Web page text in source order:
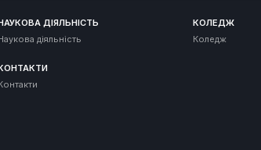
ДІЯЛЬНІСТЬ
діяльність
КОЛЕДЖ
Коледж